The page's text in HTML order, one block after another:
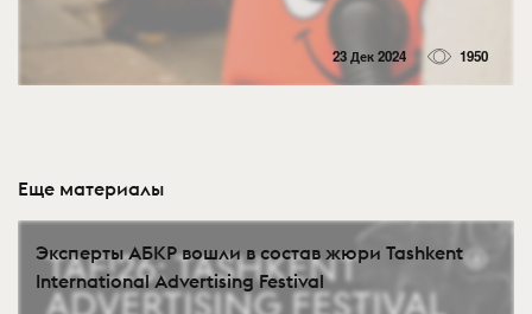
23 Дек 2024 1950
Еще материалы
Эксперты АБКР вошли в состав жюри Tashkent
International Advertising Festival